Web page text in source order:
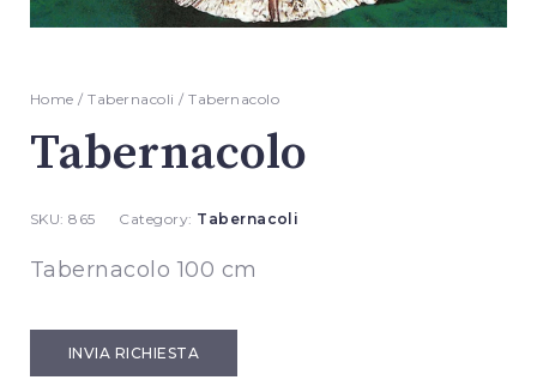
Home /Tabernacoli / Tabernacolo
Tabernacolo
SKU:865 Category: Tabernacoli
Tabernacolo 100 cm
INVIA RICHIESTA